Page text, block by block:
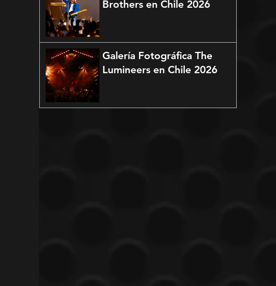
Brothers en Chile 2026
Galería Fotográfica The
Lumineers en Chile 2026